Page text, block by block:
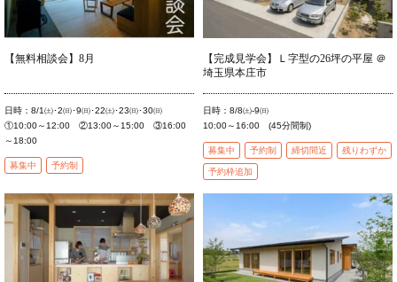
【無料相談会】8月
日時：8/1㈯･2㈰･9㈰･22㈯･23㈰･30㈰
①10:00～12:00 ②13:00～15:00 ③16:00
～18:00
募集中 予約制
【完成見学会】Ｌ字型の26坪の平屋 ＠
埼玉県本庄市
日時：8/8㈯-9㈰
10:00～16:00 (45分間制)
募集中 予約制 締切間近 残りわずか
予約枠追加